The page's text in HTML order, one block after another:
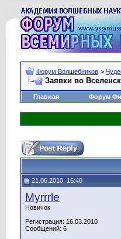
Форум Волшебников >
Заявки во
Главная Форум
21.06.2010, 16:40
Myrrrle
Новичок
Регистрация: 16.03.2010
Сообщений: 6